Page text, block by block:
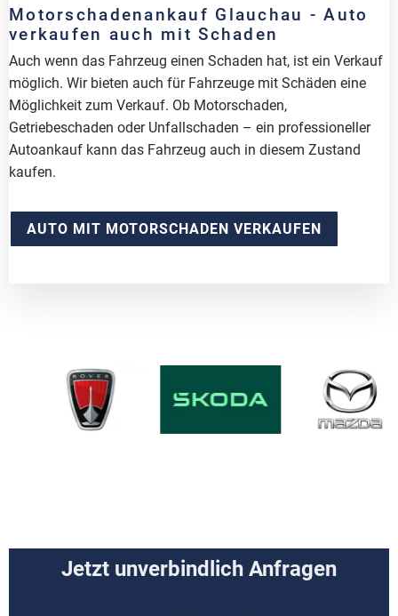
Motorschadenankauf Glauchau - Auto
verkaufen auch mit Schaden
Auch wenn das Fahrzeug einen Schaden hat, ist ein Verkauf
möglich. Wir bieten auch für Fahrzeuge mit Schäden eine
Möglichkeit zum Verkauf. Ob Motorschaden,
Getriebeschaden oder Unfallschaden – ein professioneller
Autoankauf kann das Fahrzeug auch in diesem Zustand
kaufen.
AUTO MIT MOTORSCHADEN VERKAUFEN
Jetzt unverbindlich Anfragen